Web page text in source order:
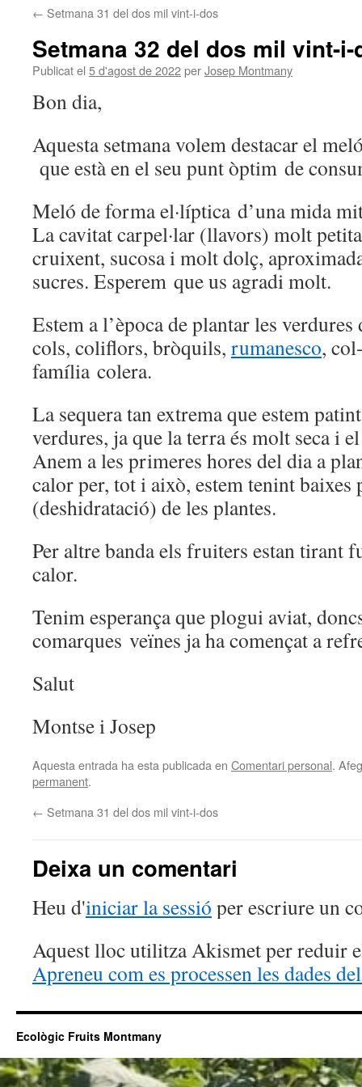
← Setmana 31 del dos mil vint-i-dos
Setmana 32 del dos mil vint-i-
Publicat el 5 d'agost de 2022perJosep Montmany
Bon dia,
Aquesta setmana volem destacar el
que està en el seu punt òptim de
Meló de forma el·líptica d’una mida
La cavitat carpel·lar (llavors) molt
cruixent, sucosa i molt dolç,
sucres. Esperem que us agradi molt.
Estem a l’època de plantar les
cols, coliflors, bròquils, rumanesco,
família colera.
La sequera tan extrema que estem
verdures, ja que la terra és molt seca i
Anem a les primeres hores del dia a
calor per, tot i això, estem tenint baixes
(deshidratació) de les plantes.
Per altre banda els fruiters estan tirant
calor.
Tenim esperança que plogui aviat,
comarques veïnes ja ha començat a
Salut
Montse i Josep
Aquesta entrada ha esta publicada en Comentari personal.
permanent.
← Setmana 31 del dos mil vint-i-dos
Deixa un comentari
Heu d'iniciar la sessió per escriure un
Aquest lloc utilitza Akismet per reduir
Apreneu com es processen les dades
Ecològic Fruits Montmany